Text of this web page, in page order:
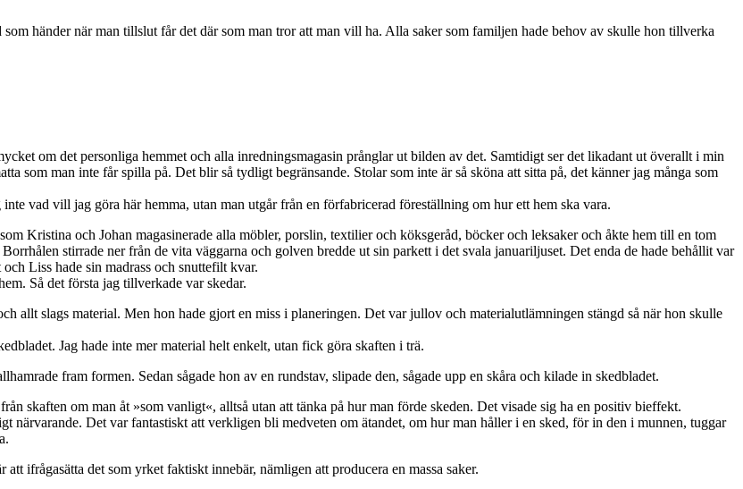
händer när man tillslut får det där som man tror att man vill ha. Alla saker som familjen hade behov av skulle hon tillverka
om det personliga hemmet och alla inredningsmagasin prånglar ut bilden av det. Samtidigt ser det likadant ut överallt i min
som man inte får spilla på. Det blir så tydligt begränsande. Stolar som inte är så sköna att sitta på, det känner jag många som
vad vill jag göra här hemma, utan man utgår från en förfabricerad föreställning om hur ett hem ska vara.
Kristina och Johan magasinerade alla möbler, porslin, textilier och köksgeråd, böcker och leksaker och åkte hem till en tom
stirrade ner från de vita väggarna och golven bredde ut sin parkett i det svala januariljuset. Det enda de hade behållit var
Liss hade sin madrass och snuttefilt kvar.
Så det första jag tillverkade var skedar.
allt slags material. Men hon hade gjort en miss i planeringen. Det var jullov och materialutlämningen stängd så när hon skulle
Jag hade inte mer material helt enkelt, utan fick göra skaften i trä.
fram formen. Sedan sågade hon av en rundstav, slipade den, sågade upp en skåra och kilade in skedbladet.
skaften om man åt »som vanligt«, alltså utan att tänka på hur man förde skeden. Det visade sig ha en positiv bieffekt.
Det var fantastiskt att verkligen bli medveten om ätandet, om hur man håller i en sked, för in den i munnen, tuggar
ifrågasätta det som yrket faktiskt innebär, nämligen att producera en massa saker.